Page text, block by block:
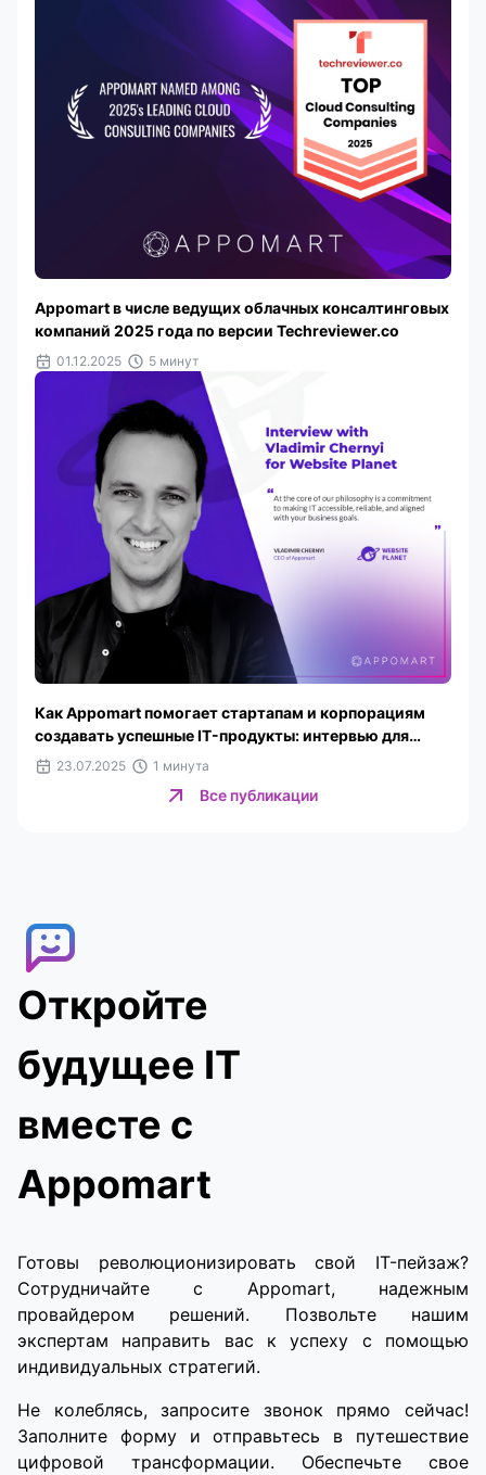
Appomart в числе ведущих облачных консалтинговых
компаний 2025 года по версии Techreviewer.co
01.12.2025 5 минут
Как Appomart помогает стартапам и корпорациям
создавать успешные IT-продукты: интервью для
Website Planet
23.07.2025 1 минута
Все публикации
Откройте
будущее IT
вместе с
Appomart
Готовы революционизировать свой IT-пейзаж?
Сотрудничайте с Appomart, надежным
провайдером решений. Позвольте нашим
экспертам направить вас к успеху с помощью
индивидуальных стратегий.
Не колеблясь, запросите звонок прямо сейчас!
Заполните форму и отправьтесь в путешествие
цифровой трансформации. Обеспечьте свое